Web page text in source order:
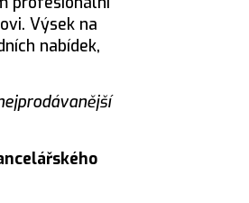
Výsek na
nabídek,